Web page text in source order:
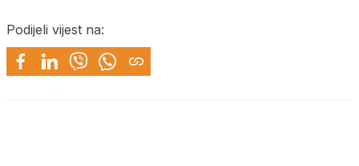
Podijeli vijest na: